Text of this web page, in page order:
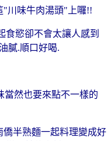
"川味牛肉湯頭"上囉!!
食慾卻不會太讓人感到
膩.順口好喝.
當然也要來點不一樣的
半熟麵一起料理變成好